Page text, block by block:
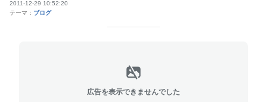
2011-12-29 10:52:20
テーマ： ブログ
広告を表示できませんでした